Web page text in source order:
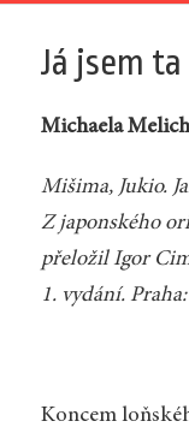
Já jsem
Michaela
Mišima, Jukio.
Z japonského
přeložil Igor
1. vydání.
Koncem